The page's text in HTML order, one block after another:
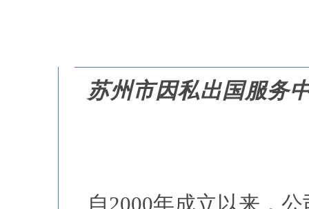
苏州市因私出国服务
自2000年成立以来，